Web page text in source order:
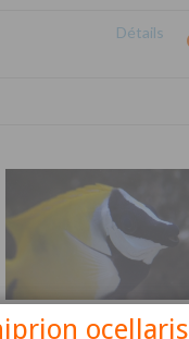
Détails
ocellaris